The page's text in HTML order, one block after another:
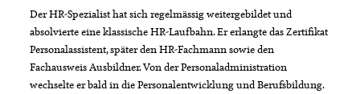
Der HR-Spezialist hat sich regelmässig weitergebildet und
absolvierte eine klassische HR-Laufbahn. Er erlangte das Zertifikat
Personalassistent, später den HR-Fachmann sowie den
Fachausweis Ausbildner. Von der Personaladministration
wechselte er bald in die Personalentwicklung und Berufsbildung.